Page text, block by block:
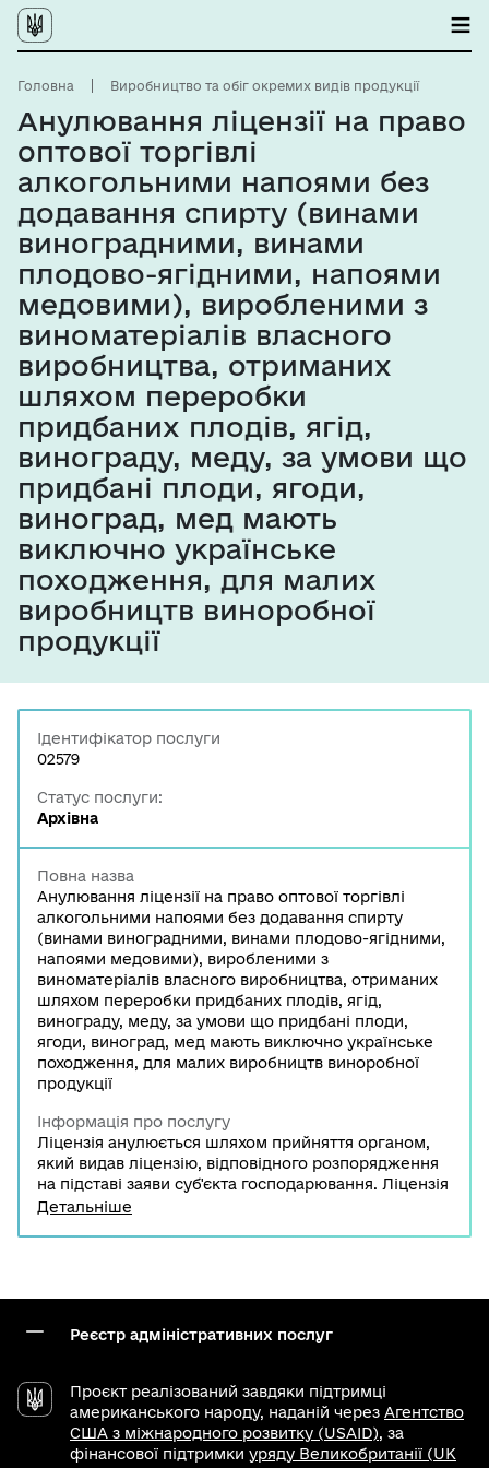
Головна Виробництво та обіг окремих видів продукції
Анулювання ліцензії на право
оптової торгівлі
алкогольними напоями без
додавання спирту (винами
виноградними, винами
плодово-ягідними, напоями
медовими), виробленими з
виноматеріалів власного
виробництва, отриманих
шляхом переробки
придбаних плодів, ягід,
винограду, меду, за умови що
придбані плоди, ягоди,
виноград, мед мають
виключно українське
походження, для малих
виробництв виноробної
продукції
Ідентифікатор послуги
02579
Статус послуги:
Архівна
Повна назва
Анулювання ліцензії на право оптової торгівлі
алкогольними напоями без додавання спирту
(винами виноградними, винами плодово-ягідними,
напоями медовими), виробленими з
виноматеріалів власного виробництва, отриманих
шляхом переробки придбаних плодів, ягід,
винограду, меду, за умови що придбані плоди,
ягоди, виноград, мед мають виключно українське
походження, для малих виробництв виноробної
продукції
Інформація про послугу
Ліцензія анулюється шляхом прийняття органом,
який видав ліцензію, відповідного розпорядження
на підставі заяви суб'єкта господарювання. Ліцензія
анулюється та вважається недійсною з моменту
Детальніше
Реєстр адміністративних послуг
Проєкт реалізований завдяки підтримці
американського народу, наданій через Агентство
США з міжнародного розвитку (USAID), за
фінансової підтримки уряду Великобританії (UK